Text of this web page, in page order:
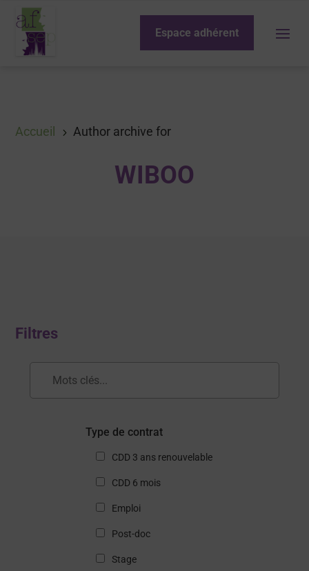
Espace adhérent
Accueil 5 Author archive for
WIBOO
Filtres
Type de contrat
CDD 3 ans renouvelable
CDD 6 mois
Emploi
Post-doc
Stage